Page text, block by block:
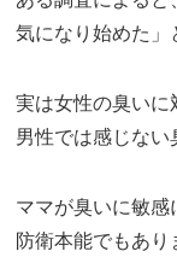
気になり始めた」
実は女性の臭いに
男性では感じない
ママが臭いに敏
防衛本能でもあり